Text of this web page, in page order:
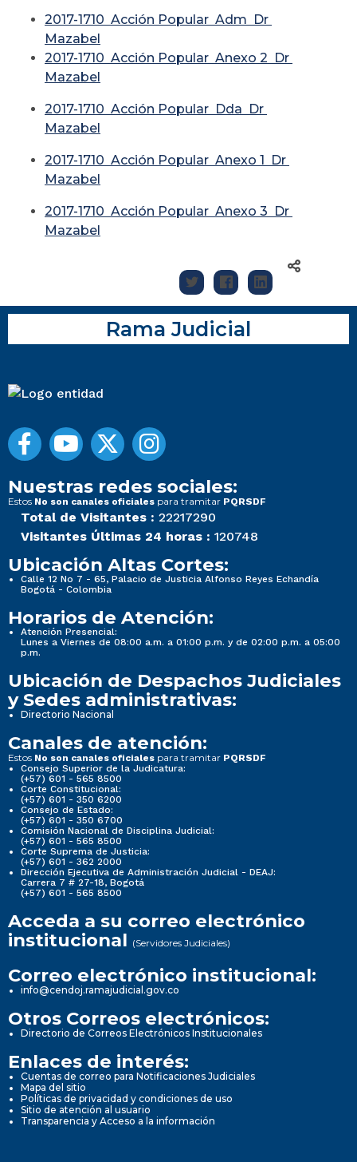
2017-1710 Acción Popular Adm Dr
Mazabel
2017-1710 Acción Popular Anexo 2 Dr
Mazabel
2017-1710 Acción Popular Dda Dr
Mazabel
2017-1710 Acción Popular Anexo 1 Dr
Mazabel
2017-1710 Acción Popular Anexo 3 Dr
Mazabel
Rama Judicial
Nuestras redes sociales:
Estos No son canales oficiales para tramitar PQRSDF
Total de Visitantes : 22217290
Visitantes Últimas 24 horas : 120748
Ubicación Altas Cortes:
Calle 12 No 7 - 65, Palacio de Justicia Alfonso Reyes Echandía
Bogotá - Colombia
Horarios de Atención:
Atención Presencial:
Lunes a Viernes de 08:00 a.m. a 01:00 p.m. y de 02:00 p.m. a 05:00
p.m.
Ubicación de Despachos Judiciales
y Sedes administrativas:
Directorio Nacional
Canales de atención:
Estos No son canales oficiales para tramitar PQRSDF
Consejo Superior de la Judicatura:
(+57) 601 - 565 8500
Corte Constitucional:
(+57) 601 - 350 6200
Consejo de Estado:
(+57) 601 - 350 6700
Comisión Nacional de Disciplina Judicial:
(+57) 601 - 565 8500
Corte Suprema de Justicia:
(+57) 601 - 362 2000
Dirección Ejecutiva de Administración Judicial - DEAJ:
Carrera 7 # 27-18, Bogotá
(+57) 601 - 565 8500
Acceda a su correo electrónico
institucional (Servidores Judiciales)
Correo electrónico institucional:
info@cendoj.ramajudicial.gov.co
Otros Correos electrónicos:
Directorio de Correos Electrónicos Institucionales
Enlaces de interés:
Cuentas de correo para Notificaciones Judiciales
Mapa del sitio
Políticas de privacidad y condiciones de uso
Sitio de atención al usuario
Transparencia y Acceso a la información